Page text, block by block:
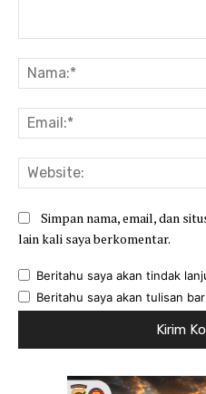
Simpan nama, email, dan
lain kali saya berkomentar.
Beritahu saya akan tindak
Beritahu saya akan tulisan